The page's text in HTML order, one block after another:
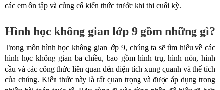
các em ôn tập và củng cố kiến thức trước khi thi cuối kỳ.
Hình học không gian lớp 9 gồm những gì?
Trong môn hình học không gian lớp 9, chúng ta sẽ tìm hiểu về các
hình học không gian ba chiều, bao gồm hình trụ, hình nón, hình
cầu và các công thức liên quan đến diện tích xung quanh và thể tích
của chúng. Kiến thức này là rất quan trọng và được áp dụng trong